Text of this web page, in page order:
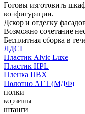
Готовы изготовить
конфигурации.
Декор и отделку
Возможно сочетание
Бесплатная сборка в
ЛДСП
Пластик Alvic Luxe
Пластик HPL
Пленка ПВХ
Полотно АГТ (МДФ)
полки
корзины
штанги